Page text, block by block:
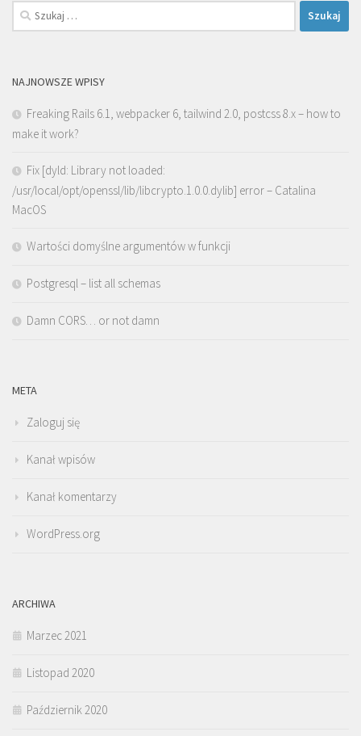
Szukaj:
NAJNOWSZE WPISY
Freaking Rails 6.1, webpacker 6, tailwind 2.0, postcss 8.x – how to
make it work?
Fix [dyld: Library not loaded:
/usr/local/opt/openssl/lib/libcrypto.1.0.0.dylib] error – Catalina
MacOS
Wartości domyślne argumentów w funkcji
Postgresql – list all schemas
Damn CORS… or not damn
META
Zaloguj się
Kanał wpisów
Kanał komentarzy
WordPress.org
ARCHIWA
Marzec 2021
Listopad 2020
Październik 2020